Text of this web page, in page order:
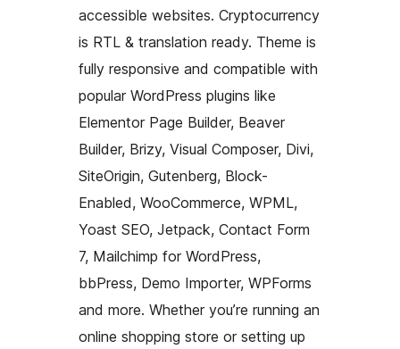
accessible websites. Cryptocurrency
is RTL & translation ready. Theme is
fully responsive and compatible with
popular WordPress plugins like
Elementor Page Builder, Beaver
Builder, Brizy, Visual Composer, Divi,
SiteOrigin, Gutenberg, Block-
Enabled, WooCommerce, WPML,
Yoast SEO, Jetpack, Contact Form
7, Mailchimp for WordPress,
bbPress, Demo Importer, WPForms
and more. Whether you’re running an
online shopping store or setting up